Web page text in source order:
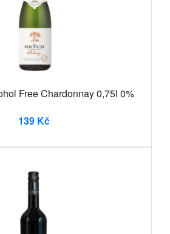
Free Chardonnay 0,75l 0%
139 Kč